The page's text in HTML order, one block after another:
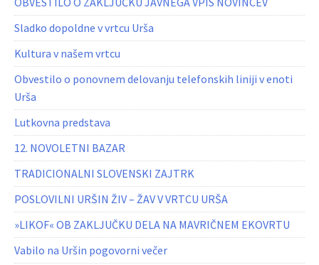
Sladko dopoldne v vrtcu Urša
Kultura v našem vrtcu
Obvestilo o ponovnem delovanju telefonskih liniji v enoti
Urša
Lutkovna predstava
12. NOVOLETNI BAZAR
TRADICIONALNI SLOVENSKI ZAJTRK
POSLOVILNI URŠIN ŽIV – ŽAV V VRTCU URŠA
»LIKOF« OB ZAKLJUČKU DELA NA MAVRIČNEM EKOVRTU
Vabilo na Uršin pogovorni večer